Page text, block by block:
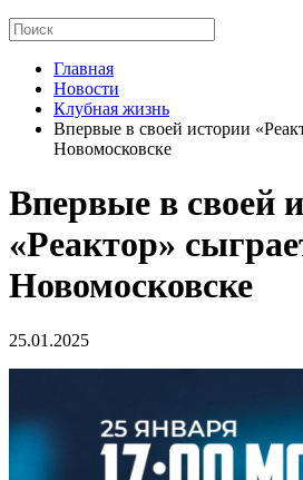
Главная
Новости
Клубная жизнь
Впервые в своей истории
Новомосковске
Впервые в своей
«Реактор»
Новомосковске
25.01.2025